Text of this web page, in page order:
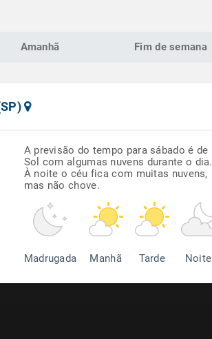
Amanhã Fim de semana
A previsão do tempo para sábado é de
Sol com algumas nuvens durante o dia.
À noite o céu fica com muitas nuvens,
mas não chove.
Madrugada Manhã Tarde Noite